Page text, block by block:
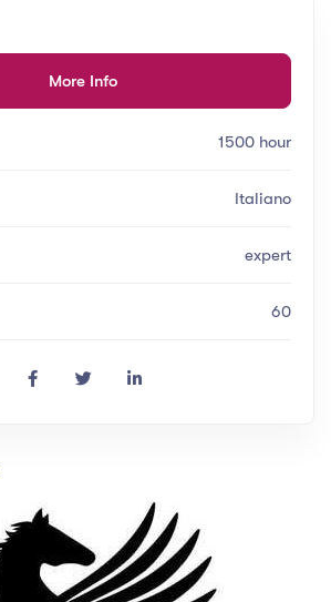
More Info
1500 hour
Italiano
expert
60